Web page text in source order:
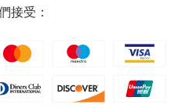
接受：